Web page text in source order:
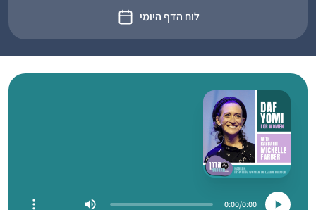
לוח הדף היומי
0:00
0:00